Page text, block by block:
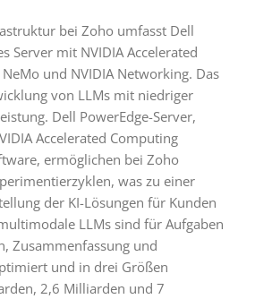
bei Zoho umfasst Dell
Server mit NVIDIA Accelerated
und NVIDIA Networking. Das
von LLMs mit niedriger
Dell PowerEdge-Server,
Accelerated Computing
ermöglichen bei Zoho
was zu einer
der KI-Lösungen für Kunden
LLMs sind für Aufgaben
Zusammenfassung und
und in drei Größen
2,6 Milliarden und 7